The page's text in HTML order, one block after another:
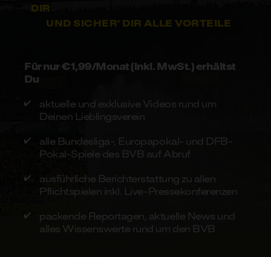
DIR
UND SICHER‘ DIR ALLE VORTEILE
Für nur €1,99/Monat (inkl. MwSt.) erhältst
Du
aktuelle und exklusive Videos rund um
Deinen Lieblingsverein
alle Bundesliga-, Europapokal- und DFB-
Pokal-Spiele des BVB auf Abruf
ausführliche Berichterstattung zu allen
Pflichtspielen inkl. Live-Pressekonferenzen
packende Reportagen, aktuelle News und
alles Wissenswerte rund um den BVB